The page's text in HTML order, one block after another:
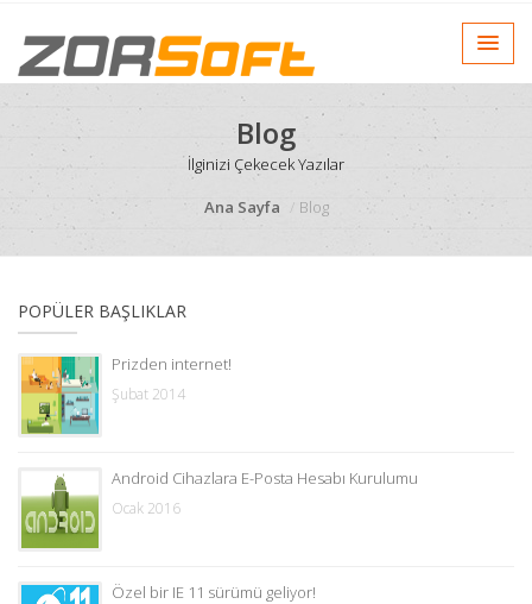
Blog
İlginizi Çekecek Yazılar
Ana Sayfa
Blog
POPÜLER BAŞLIKLAR
Prizden internet!
Şubat 2014
Android Cihazlara E-Posta Hesabı Kurulumu
Ocak 2016
Özel bir IE 11 sürümü geliyor!